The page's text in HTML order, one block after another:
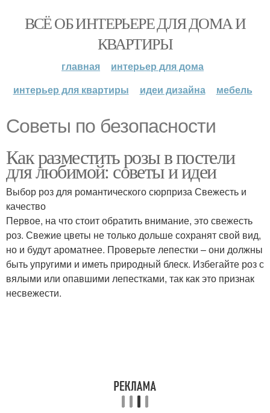
ВСЁ ОБ ИНТЕРЬЕРЕ ДЛЯ ДОМА И
КВАРТИРЫ
главная
интерьер для дома
интерьер для квартиры
идеи дизайна мебель
Советы по безопасности
Как разместить розы в постели
для любимой: советы и идеи
Выбор роз для романтического сюрприза Свежесть и
качество
Первое, на что стоит обратить внимание, это свежесть
роз. Свежие цветы не только дольше сохранят свой вид,
но и будут ароматнее. Проверьте лепестки – они должны
быть упругими и иметь природный блеск. Избегайте роз с
вялыми или опавшими лепестками, так как это признак
несвежести.